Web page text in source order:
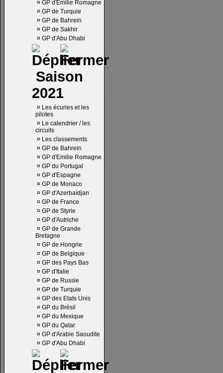
¤ GP d'Emilie Romagne
¤ GP de Turquie
¤ GP de Bahrein
¤ GP de Sakhir
¤ GP d'Abu Dhabi
Saison
2021
¤ Les écuries et les
pilotes
¤ Le calendrier / les
circuits
¤ Les classements
¤ GP de Bahrein
¤ GP d'Emilie Romagne
¤ GP du Portugal
¤ GP d'Espagne
¤ GP de Monaco
¤ GP d'Azerbaïdjan
¤ GP de France
¤ GP de Styrie
¤ GP d'Autriche
¤ GP de Grande
Bretagne
¤ GP de Hongrie
¤ GP de Belgique
¤ GP des Pays Bas
¤ GP d'Italie
¤ GP de Russie
¤ GP de Turquie
¤ GP des Etats Unis
¤ GP du Brésil
¤ GP du Mexique
¤ GP du Qatar
¤ GP d'Arabie Saoudite
¤ GP d'Abu Dhabi